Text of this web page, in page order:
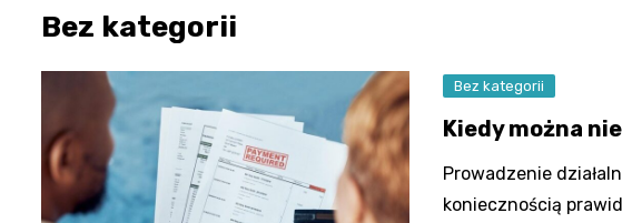
Bez kategorii
Bez kategorii
Kiedy można
Prowadzenie
koniecznością